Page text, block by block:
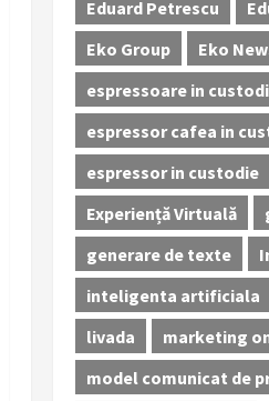
Eduard Petrescu
Eko Group
Eko
espressoare in
espressor cafea in
espressor in custodie
Experiență Virtuală
generare de texte
inteligenta artificiala
livada
marketing
model comunicat de